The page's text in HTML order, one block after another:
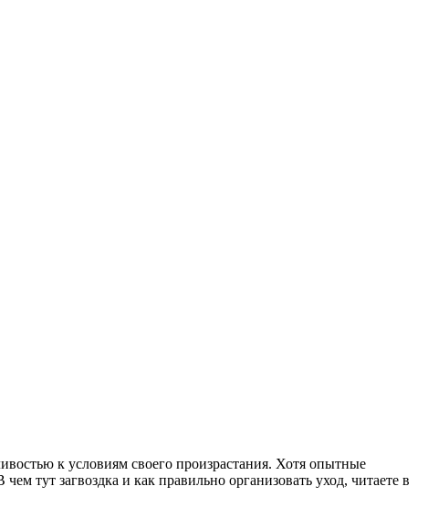
к условиям своего произрастания. Хотя опытные
тут загвоздка и как правильно организовать уход, читаете в